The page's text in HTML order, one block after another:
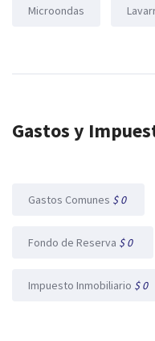
Microondas
Gastos y
Gastos Comunes $ 0
Fondo de Reserva $ 0
Impuesto Inmobiliario $ 0